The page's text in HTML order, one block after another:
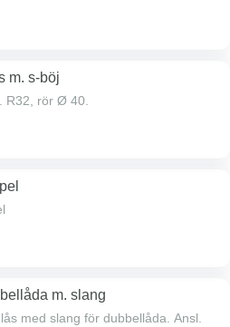
m. s-böj
R32, rör Ø 40.
m. slang
med slang för dubbellåda. Ansl.